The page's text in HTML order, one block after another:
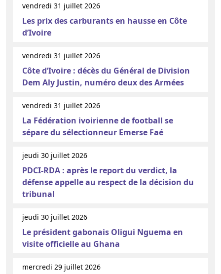
vendredi 31 juillet 2026
Les prix des carburants en hausse en Côte
d’Ivoire
vendredi 31 juillet 2026
Côte d’Ivoire : décès du Général de Division
Dem Aly Justin, numéro deux des Armées
vendredi 31 juillet 2026
La Fédération ivoirienne de football se
sépare du sélectionneur Emerse Faé
jeudi 30 juillet 2026
PDCI-RDA : après le report du verdict, la
défense appelle au respect de la décision du
tribunal
jeudi 30 juillet 2026
Le président gabonais Oligui Nguema en
visite officielle au Ghana
mercredi 29 juillet 2026